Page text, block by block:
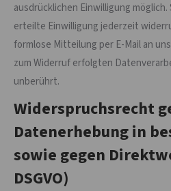
ausdrücklichen Einwilligung
erteilte Einwilligung jederzeit
formlose Mitteilung per E-Mail an
zum Widerruf erfolgten
unberührt.
Widerspruchsrecht
Datenerhebung in
sowie gegen
DSGVO)